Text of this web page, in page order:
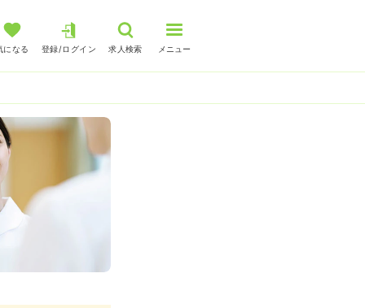
になる 登録/ログイン 求人検索 メニュー